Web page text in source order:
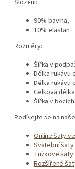
Složení:
90% bavlna,
10% elastan
Rozměry:
Šířka v
Délka rukávu
Délka rukávu
Celková
Šířka v
Podívejte se na
Online šaty
Svatební
Tužkové
Rozšířené